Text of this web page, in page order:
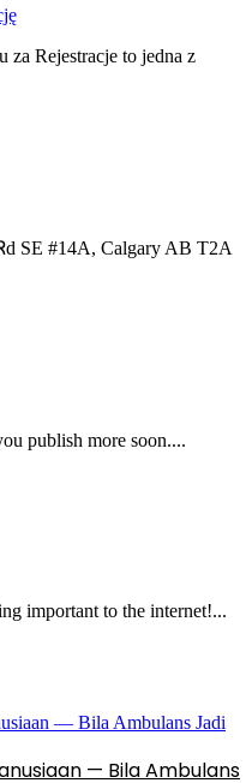
za Rejestracje to jedna z
ЅE #14A, Calgary AB T2A
publish more soon....
important to the internet!...
— Bila Ambulans